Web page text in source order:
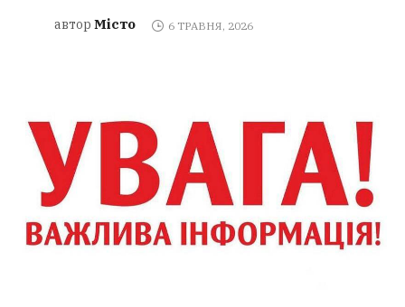
автор Місто 6 ТРАВНЯ, 2026